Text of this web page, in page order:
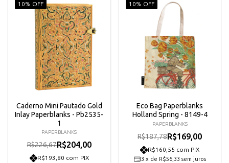
10% OFF
Caderno Mini Pautado Gold
Inlay Paperblanks - Pb2535-
1
PAPERBLANKS
R$226,67R$204,00
R$193,80 com PIX
10% OFF
Eco Bag Paperblanks
Holland Spring - 8149-4
PAPERBLANKS
R$187,78R$169,00
R$160,55 com PIX
3 x de R$56,33 sem juros